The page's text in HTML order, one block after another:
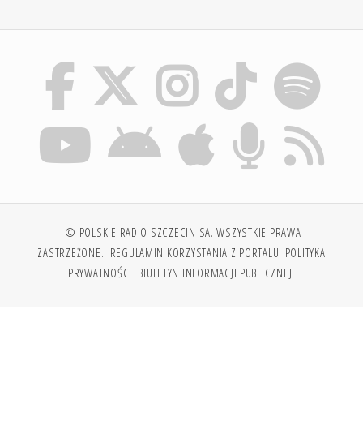
© POLSKIE RADIO SZCZECIN SA. WSZYSTKIE PRAWA
ZASTRZEŻONE. REGULAMIN KORZYSTANIA Z PORTALU POLITYKA
PRYWATNOŚCI BIULETYN INFORMACJI PUBLICZNEJ